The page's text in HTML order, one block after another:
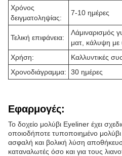
Χρόνος
δειγματοληψίας:
7-10 ημέρες
Τελική επιφάνεια:
Λάμιναρισμός
ματ, κάλυψη με
Χρήση:
Καλλυντικές
Χρονοδιάγραμμα:
30 ημέρες
Εφαρμογές:
Το δοχείο μολύβι Eyeliner έχει
οποιοδήποτε τυποποιημένο
ασφαλή και βολική λύση
καταναλωτές όσο και για τους